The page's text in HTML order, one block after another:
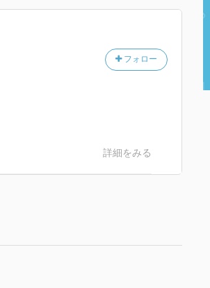
フォロー
詳細をみる